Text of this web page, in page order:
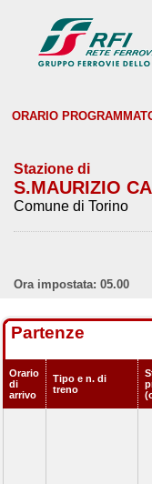
ORARIO
Stazione di
S.MAURIZIO
Comune di Torino
Ora impostata: 05.00
Partenze
Orario
di
arrivo
Tipo e n. di
treno